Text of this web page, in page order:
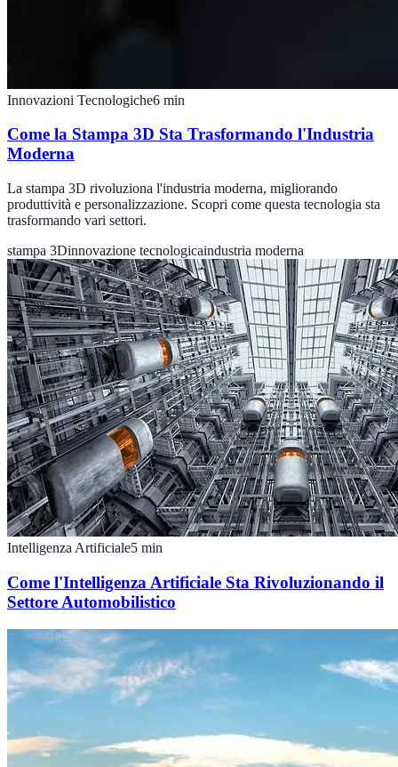
Innovazioni Tecnologiche6 min
Come la Stampa 3D Sta Trasformando l'Industria
Moderna
La stampa 3D rivoluziona l'industria moderna, migliorando
produttività e personalizzazione. Scopri come questa tecnologia sta
trasformando vari settori.
stampa 3Dinnovazione tecnologicaindustria moderna
Intelligenza Artificiale5 min
Come l'Intelligenza Artificiale Sta Rivoluzionando il
Settore Automobilistico